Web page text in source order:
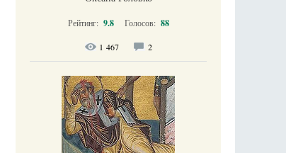
Рейтинг: 9.8 Голосов: 88
1 467 2